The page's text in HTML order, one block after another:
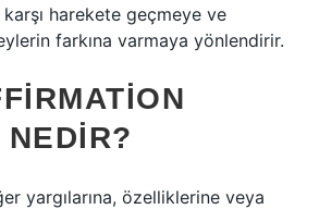
karşı harekete geçmeye ve
farkına varmaya yönlendirir.
NEDIR?
yargılarına, özelliklerine veya